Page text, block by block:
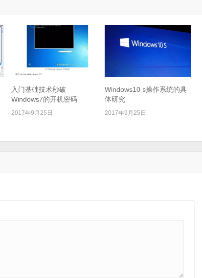
入门基础技术秒破
Windows7的开机密码
2017年9月25日
Windows10 s操作系统的具
体研究
2017年9月25日